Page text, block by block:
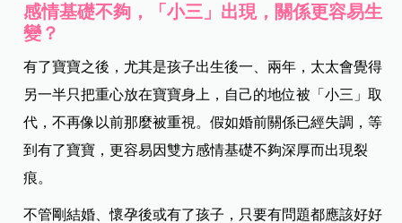
感情基礎不夠，「小三」出現，關係更容易生
變？
有了寶寶之後，尤其是孩子出生後一、兩年，太太會覺得
另一半只把重心放在寶寶身上，自己的地位被「小三」取
代，不再像以前那麼被重視。假如婚前關係已經失調，等
到有了寶寶，更容易因雙方感情基礎不夠深厚而出現裂
痕。
不管剛結婚、懷孕後或有了孩子，只要有問題都應該好好